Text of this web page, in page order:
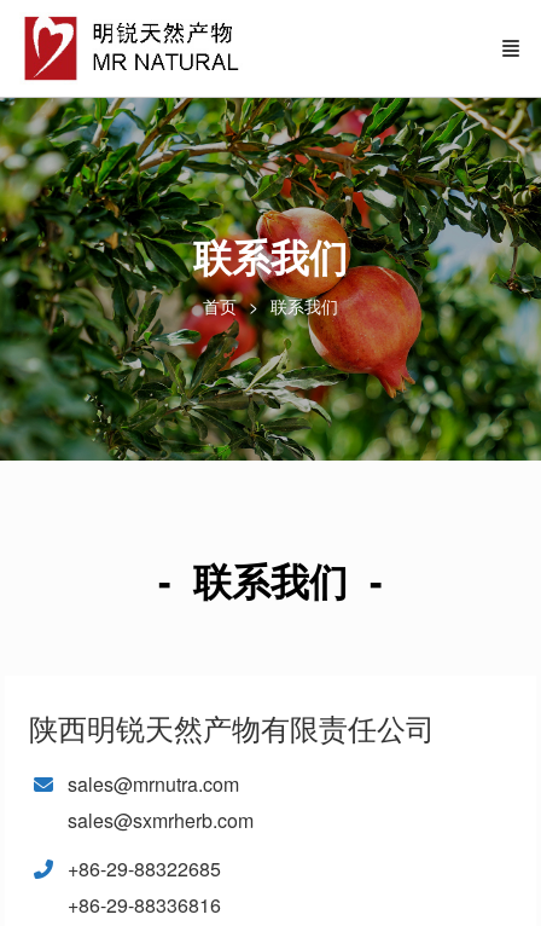
联系我们
首页 联系我们
- 联系我们 -
陕西明锐天然产物有限责任公司
sales@mrnutra.com
sales@sxmrherb.com
+86-29-88322685
+86-29-88336816